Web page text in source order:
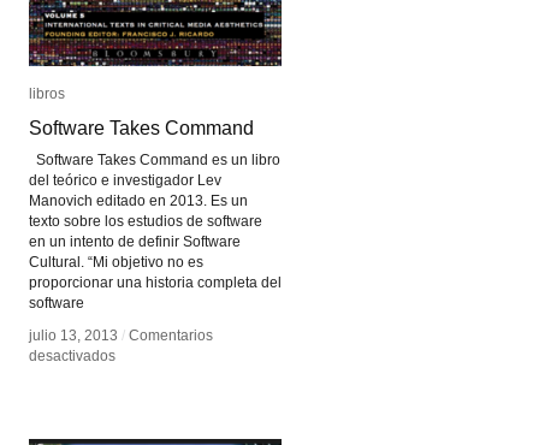
libros
Software Takes Command
Software Takes Command es un libro
del teórico e investigador Lev
Manovich editado en 2013. Es un
texto sobre los estudios de software
en un intento de definir Software
Cultural. “Mi objetivo no es
proporcionar una historia completa del
software
julio 13, 2013 / Comentarios
desactivadosen
libros
Software Takes Command
julio 13, 2013 / Comentarios
desactivadosen